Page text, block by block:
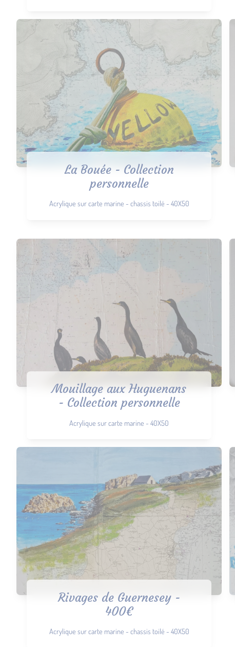
La Bouée - Collection
personnelle
Acrylique sur carte marine - chassis toilé - 40X50
Mouillage aux Huguenans
- Collection personnelle
Acrylique sur carte marine - 40X50
Rivages de Guernesey -
400€
Acrylique sur carte marine - chassis toilé - 40X50